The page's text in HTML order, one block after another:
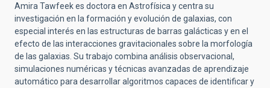
Amira Tawfeek es doctora en Astrofísica y centra su
investigación en la formación y evolución de galaxias, con
especial interés en las estructuras de barras galácticas y en el
efecto de las interacciones gravitacionales sobre la morfología
de las galaxias. Su trabajo combina análisis observacional,
simulaciones numéricas y técnicas avanzadas de aprendizaje
automático para desarrollar algoritmos capaces de identificar y